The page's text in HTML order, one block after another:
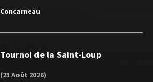
Concarneau
Tournoi de la Saint-Loup
(23 Août 2026)